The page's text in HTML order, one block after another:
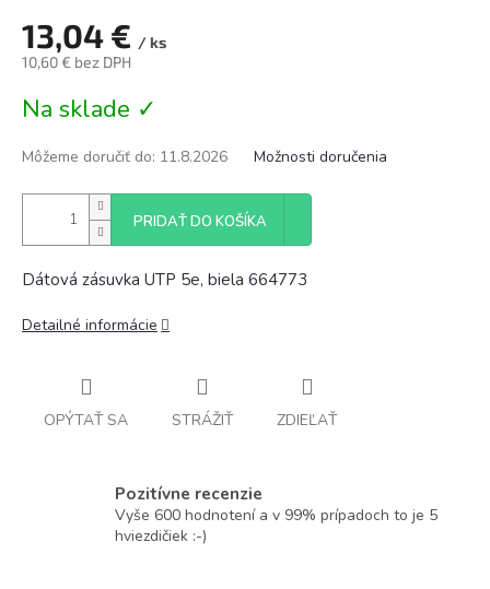
13,04 € / ks
10,60 € bez DPH
cena:
Na sklade ✓
Môžeme doručiť do: 11.8.2026 Možnosti doručenia
PRIDAŤ DO KOŠÍKA
Dátová zásuvka UTP 5e, biela 664773
Detailné informácie
OPÝTAŤ SA STRÁŽIŤ ZDIEĽAŤ
Pozitívne recenzie
Vyše 600 hodnotení a v 99% prípadoch to je 5
hviezdičiek :-)